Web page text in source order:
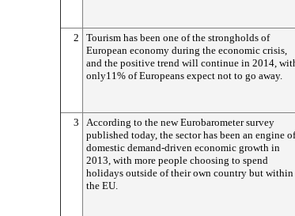
2
Tourism has been one of the strongholds of
European economy during the economic crisis,
and the positive trend will continue in 2014,
only11% of Europeans expect not to go away.
3
According to the new Eurobarometer survey
published today, the sector has been an engine of
domestic demand-driven economic growth in
2013, with more people choosing to spend
holidays outside of their own country but within
the EU.